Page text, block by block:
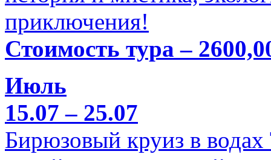
приключения!
Стоимость тура –
Июль
15.07 – 25.07
Бирюзовый круиз в